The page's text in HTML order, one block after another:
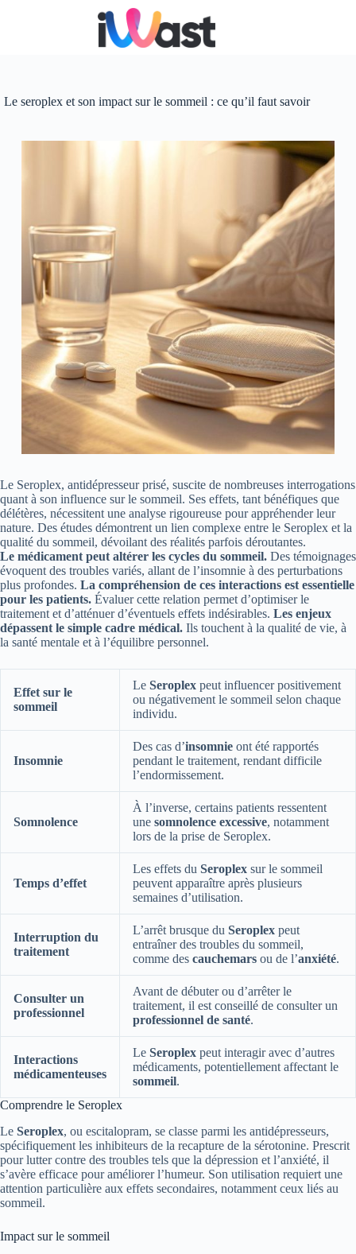
Le seroplex et son impact sur le sommeil : ce qu’il faut savoir
Le Seroplex, antidépresseur prisé, suscite de nombreuses interrogations
quant à son influence sur le sommeil. Ses effets, tant bénéfiques que
délétères, nécessitent une analyse rigoureuse pour appréhender leur
nature. Des études démontrent un lien complexe entre le Seroplex et la
qualité du sommeil, dévoilant des réalités parfois déroutantes.
Le médicament peut altérer les cycles du sommeil. Des témoignages
évoquent des troubles variés, allant de l’insomnie à des perturbations
plus profondes. La compréhension de ces interactions est essentielle
pour les patients. Évaluer cette relation permet d’optimiser le
traitement et d’atténuer d’éventuels effets indésirables. Les enjeux
dépassent le simple cadre médical. Ils touchent à la qualité de vie, à
la santé mentale et à l’équilibre personnel.
Effet sur le
sommeil
Le Seroplex peut influencer positivement
ou négativement le sommeil selon chaque
individu.
Insomnie
Des cas d’insomnie ont été rapportés
pendant le traitement, rendant difficile
l’endormissement.
Somnolence
À l’inverse, certains patients ressentent
une somnolence excessive, notamment
lors de la prise de Seroplex.
Temps d’effet
Les effets du Seroplex sur le sommeil
peuvent apparaître après plusieurs
semaines d’utilisation.
Interruption du
traitement
L’arrêt brusque du Seroplex peut
entraîner des troubles du sommeil,
comme des cauchemars ou de l’anxiété.
Consulter un
professionnel
Avant de débuter ou d’arrêter le
traitement, il est conseillé de consulter un
professionnel de santé.
Interactions
médicamenteuses
Le Seroplex peut interagir avec d’autres
médicaments, potentiellement affectant le
sommeil.
Comprendre le Seroplex
Le Seroplex, ou escitalopram, se classe parmi les antidépresseurs,
spécifiquement les inhibiteurs de la recapture de la sérotonine. Prescrit
pour lutter contre des troubles tels que la dépression et l’anxiété, il
s’avère efficace pour améliorer l’humeur. Son utilisation requiert une
attention particulière aux effets secondaires, notamment ceux liés au
sommeil.
Impact sur le sommeil